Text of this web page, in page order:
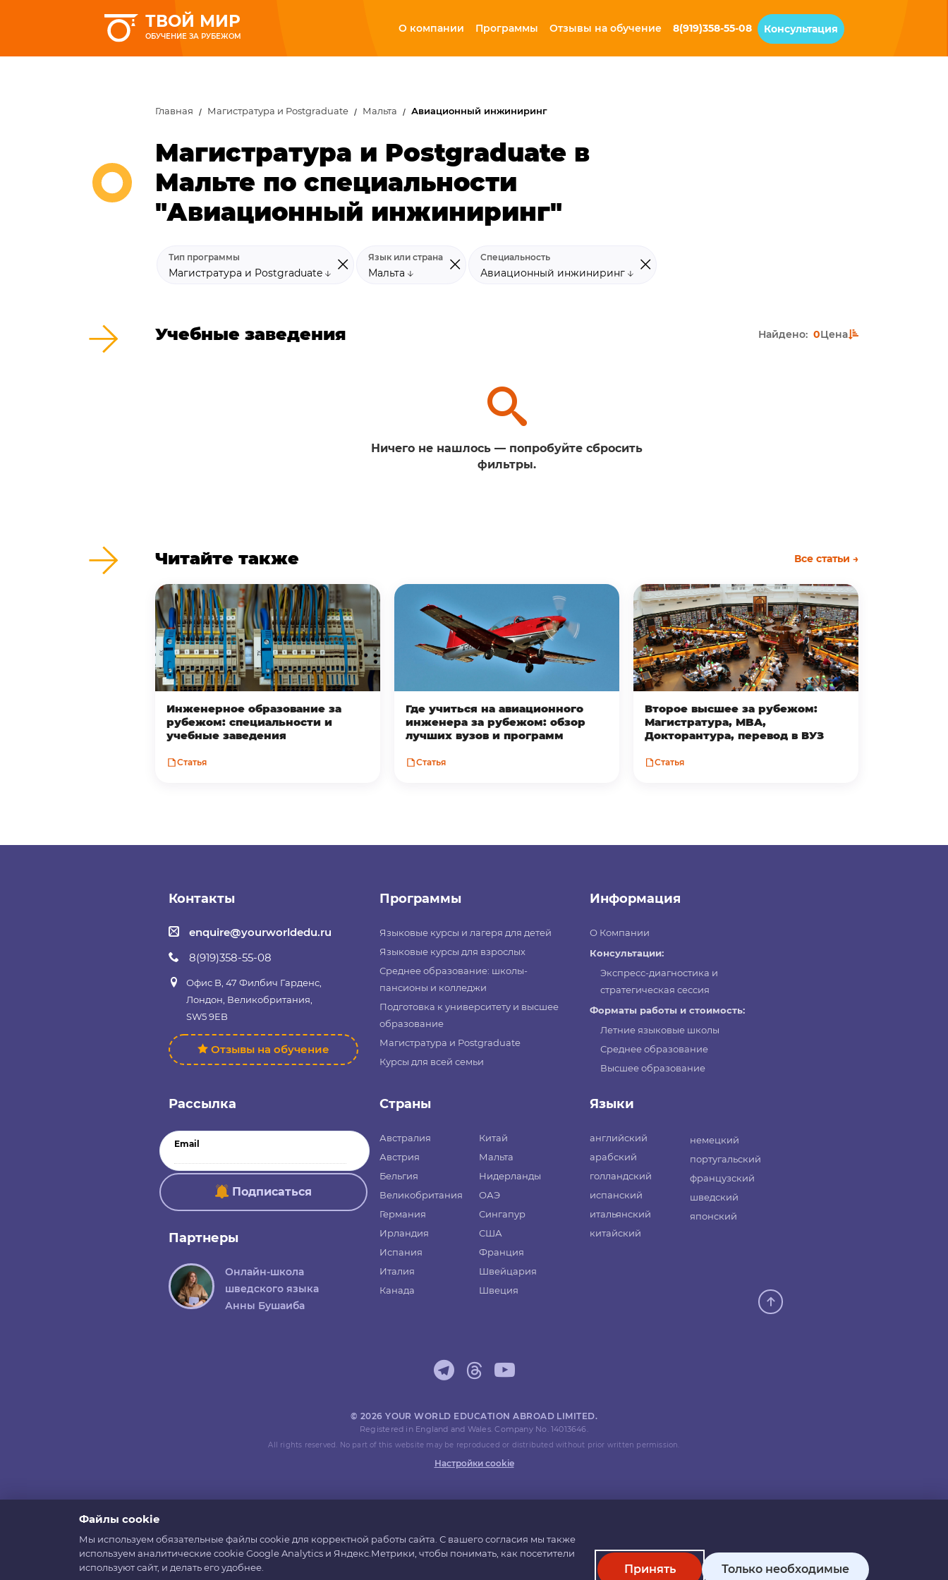
ТВОЙ МИР
ОБУЧЕНИЕ ЗА РУБЕЖОМ
О компании Программы Отзывы на обучение 8(919)358-55-08 Консультация
Главная Магистратура и Postgraduate Мальта Авиационный инжиниринг
Магистратура и Postgraduate в
Мальте по специальности
"Авиационный инжиниринг"
Тип программы
Магистратура и Postgraduate
Язык или страна
Мальта
Специальность
Авиационный инжиниринг
Учебные заведения Найдено: 0Цена
Ничего не нашлось — попробуйте сбросить
фильтры.
Читайте также Все статьи →
Инженерное образование за
рубежом: специальности и
учебные заведения
Статья
Где учиться на авиационного
инженера за рубежом: обзор
лучших вузов и программ
Статья
Второе высшее за рубежом:
Магистратура, MBA,
Докторантура, перевод в ВУЗ
Статья
Контакты
enquire@yourworldedu.ru
8(919)358-55-08
Офис B, 47 Филбич Гарденс,
Лондон, Великобритания,
SW5 9EB
Отзывы на обучение
Программы
Языковые курсы и лагеря для детей
Языковые курсы для взрослых
Среднее образование: школы-
пансионы и колледжи
Подготовка к университету и высшее
образование
Магистратура и Postgraduate
Курсы для всей семьи
Информация
О Компании
Консультации:
Экспресс-диагностика и
стратегическая сессия
Форматы работы и стоимость:
Летние языковые школы
Среднее образование
Высшее образование
Рассылка
Email
Подписаться
Партнеры
Онлайн-школа
шведского языка
Анны Бушаиба
Страны
Австралия
Австрия
Бельгия
Великобритания
Германия
Ирландия
Испания
Италия
Канада
Китай
Мальта
Нидерланды
ОАЭ
Сингапур
США
Франция
Швейцария
Швеция
Языки
английский
арабский
голландский
испанский
итальянский
китайский
немецкий
португальский
французский
шведский
японский
© 2026 YOUR WORLD EDUCATION ABROAD LIMITED.
Registered in England and Wales. Company No. 14013646.
All rights reserved. No part of this website may be reproduced or distributed without prior written permission.
Настройки cookie
Файлы cookie
Мы используем обязательные файлы cookie для корректной работы сайта. С вашего согласия мы также
используем аналитические cookie Google Analytics и Яндекс.Метрики, чтобы понимать, как посетители
используют сайт, и делать его удобнее.
Принять Только необходимые